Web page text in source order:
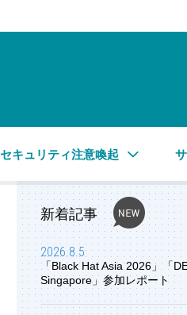
セキュリティ注意喚起
新着記事
2026.8.5
「Black Hat Asia 2026」「
Singapore」参加レポート